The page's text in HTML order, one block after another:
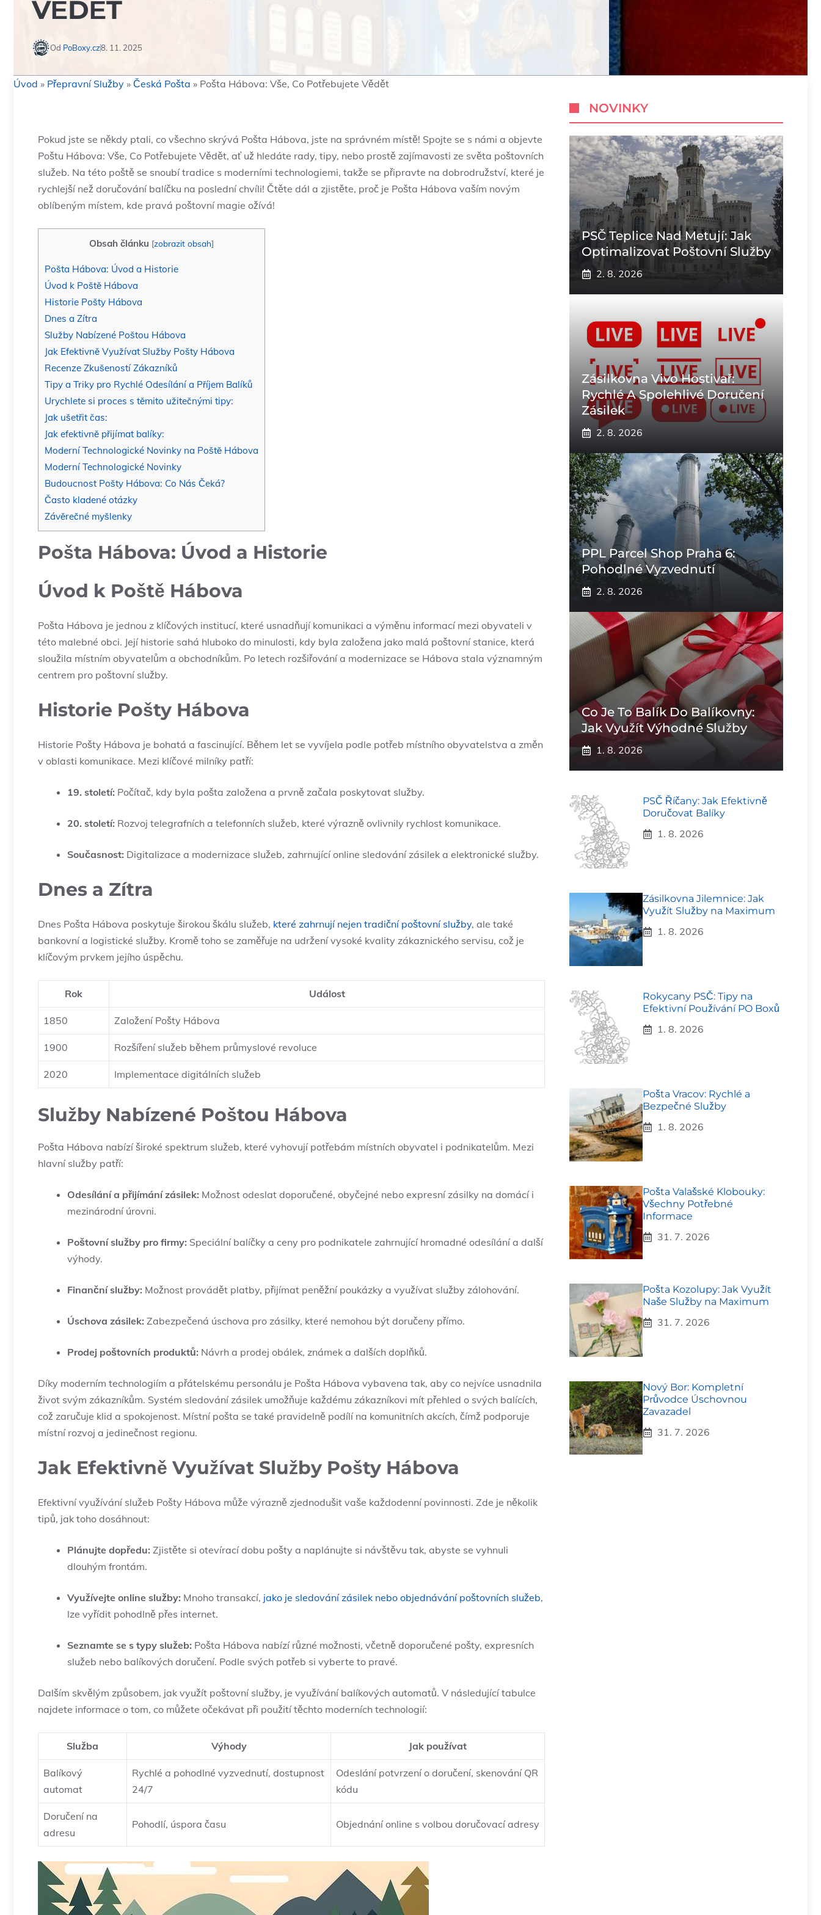
VĚDĚT
Od PoBoxy.cz8. 11. 2025
Úvod » Přepravní Služby » Česká Pošta » Pošta Hábova: Vše, Co Potřebujete Vědět
Pokud jste se někdy ptali, co všechno skrývá Pošta Hábova, jste na správném místě! Spojte se s námi a objevte
Poštu Hábova: Vše, Co Potřebujete Vědět, ať už hledáte rady, tipy, nebo prostě zajímavosti ze světa poštovních
služeb. Na této poště se snoubí tradice s moderními technologiemi, takže se připravte na dobrodružství, které je
rychlejší než doručování balíčku na poslední chvíli! Čtěte dál a zjistěte, proč je Pošta Hábova vaším novým
oblíbeným místem, kde pravá poštovní magie ožívá!
Obsah článku [zobrazit obsah]
Pošta Hábova: Úvod a Historie
Úvod k Poště Hábova
Historie Pošty Hábova
Dnes a Zítra
Služby Nabízené Poštou Hábova
Jak Efektivně Využívat Služby Pošty Hábova
Recenze Zkušeností Zákazníků
Tipy a Triky pro Rychlé Odesílání a Příjem Balíků
Urychlete si proces s těmito užitečnými tipy:
Jak ušetřit čas:
Jak efektivně přijímat balíky:
Moderní Technologické Novinky na Poště Hábova
Moderní Technologické Novinky
Budoucnost Pošty Hábova: Co Nás Čeká?
Často kladené otázky
Závěrečné myšlenky
Pošta Hábova: Úvod a Historie
Úvod k Poště Hábova
Pošta Hábova je jednou z klíčových institucí, které usnadňují komunikaci a výměnu informací mezi obyvateli v
této malebné obci. Její historie sahá hluboko do minulosti, kdy byla založena jako malá poštovní stanice, která
sloužila místním obyvatelům a obchodníkům. Po letech rozšiřování a modernizace se Hábova stala významným
centrem pro poštovní služby.
Historie Pošty Hábova
Historie Pošty Hábova je bohatá a fascinující. Během let se vyvíjela podle potřeb místního obyvatelstva a změn
v oblasti komunikace. Mezi klíčové milníky patří:
19. století: Počítač, kdy byla pošta založena a prvně začala poskytovat služby.
20. století: Rozvoj telegrafních a telefonních služeb, které výrazně ovlivnily rychlost komunikace.
Současnost: Digitalizace a modernizace služeb, zahrnující online sledování zásilek a elektronické služby.
Dnes a Zítra
Dnes Pošta Hábova poskytuje širokou škálu služeb, které zahrnují nejen tradiční poštovní služby, ale také
bankovní a logistické služby. Kromě toho se zaměřuje na udržení vysoké kvality zákaznického servisu, což je
klíčovým prvkem jejího úspěchu.
Rok Událost
1850 Založení Pošty Hábova
1900 Rozšíření služeb během průmyslové revoluce
2020 Implementace digitálních služeb
Služby Nabízené Poštou Hábova
Pošta Hábova nabízí široké spektrum služeb, které vyhovují potřebám místních obyvatel i podnikatelům. Mezi
hlavní služby patří:
Odesílání a přijímání zásilek: Možnost odeslat doporučené, obyčejné nebo expresní zásilky na domácí i
mezinárodní úrovni.
Poštovní služby pro firmy: Speciální balíčky a ceny pro podnikatele zahrnující hromadné odesílání a další
výhody.
Finanční služby: Možnost provádět platby, přijímat peněžní poukázky a využívat služby zálohování.
Úschova zásilek: Zabezpečená úschova pro zásilky, které nemohou být doručeny přímo.
Prodej poštovních produktů: Návrh a prodej obálek, známek a dalších doplňků.
Díky moderním technologiím a přátelskému personálu je Pošta Hábova vybavena tak, aby co nejvíce usnadnila
život svým zákazníkům. Systém sledování zásilek umožňuje každému zákazníkovi mít přehled o svých balících,
což zaručuje klid a spokojenost. Místní pošta se také pravidelně podílí na komunitních akcích, čímž podporuje
místní rozvoj a jedinečnost regionu.
Jak Efektivně Využívat Služby Pošty Hábova
Efektivní využívání služeb Pošty Hábova může výrazně zjednodušit vaše každodenní povinnosti. Zde je několik
tipů, jak toho dosáhnout:
Plánujte dopředu: Zjistěte si otevírací dobu pošty a naplánujte si návštěvu tak, abyste se vyhnuli
dlouhým frontám.
Využívejte online služby: Mnoho transakcí, jako je sledování zásilek nebo objednávání poštovních služeb,
lze vyřídit pohodlně přes internet.
Seznamte se s typy služeb: Pošta Hábova nabízí různé možnosti, včetně doporučené pošty, expresních
služeb nebo balíkových doručení. Podle svých potřeb si vyberte to pravé.
Dalším skvělým způsobem, jak využít poštovní služby, je využívání balíkových automatů. V následující tabulce
najdete informace o tom, co můžete očekávat při použití těchto moderních technologií:
Služba Výhody Jak používat
Balíkový
automat
Rychlé a pohodlné vyzvednutí, dostupnost
24/7
Odeslání potvrzení o doručení, skenování QR
kódu
Doručení na
adresu
Pohodlí, úspora času Objednání online s volbou doručovací adresy
NOVINKY
PSČ Teplice Nad Metují: Jak
Optimalizovat Poštovní Služby
2. 8. 2026
Zásilkovna Vivo Hostivař:
Rychlé A Spolehlivé Doručení
Zásilek
2. 8. 2026
PPL Parcel Shop Praha 6:
Pohodlné Vyzvednutí
2. 8. 2026
Co Je To Balík Do Balíkovny:
Jak Využít Výhodné Služby
1. 8. 2026
PSČ Říčany: Jak Efektivně
Doručovat Balíky
1. 8. 2026
Zásilkovna Jilemnice: Jak
Využít Služby na Maximum
1. 8. 2026
Rokycany PSČ: Tipy na
Efektivní Používání PO Boxů
1. 8. 2026
Pošta Vracov: Rychlé a
Bezpečné Služby
1. 8. 2026
Pošta Valašské Klobouky:
Všechny Potřebné
Informace
31. 7. 2026
Pošta Kozolupy: Jak Využít
Naše Služby na Maximum
31. 7. 2026
Nový Bor: Kompletní
Průvodce Úschovnou
Zavazadel
31. 7. 2026